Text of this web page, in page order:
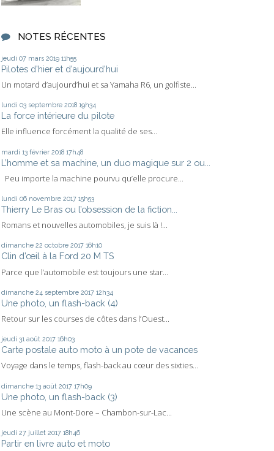
NOTES RÉCENTES
jeudi 07 mars 2019 11h55
Pilotes d’hier et d’aujourd’hui
Un motard d’aujourd’hui et sa Yamaha R6, un golfiste...
lundi 03 septembre 2018 19h34
La force intérieure du pilote
Elle influence forcément la qualité de ses...
mardi 13 février 2018 17h48
L’homme et sa machine, un duo magique sur 2 ou...
Peu importe la machine pourvu qu’elle procure...
lundi 06 novembre 2017 15h53
Thierry Le Bras ou l’obsession de la fiction...
Romans et nouvelles automobiles, je suis là !...
dimanche 22 octobre 2017 16h10
Clin d’œil à la Ford 20 M TS
Parce que l’automobile est toujours une star...
dimanche 24 septembre 2017 12h34
Une photo, un flash-back (4)
Retour sur les courses de côtes dans l’Ouest...
jeudi 31 août 2017 16h03
Carte postale auto moto à un pote de vacances
Voyage dans le temps, flash-back au cœur des sixties...
dimanche 13 août 2017 17h09
Une photo, un flash-back (3)
Une scène au Mont-Dore – Chambon-sur-Lac...
jeudi 27 juillet 2017 18h46
Partir en livre auto et moto